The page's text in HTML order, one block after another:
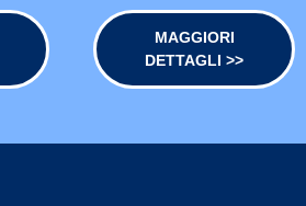
MAGGIORI
DETTAGLI >>